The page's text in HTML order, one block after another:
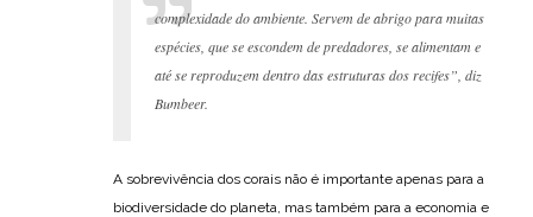
complexidade do ambiente. Servem de abrigo para muitas
espécies, que se escondem de predadores, se alimentam e
até se reproduzem dentro das estruturas dos recifes”, diz
Bumbeer.
A sobrevivência dos corais não é importante apenas para a
biodiversidade do planeta, mas também para a economia e